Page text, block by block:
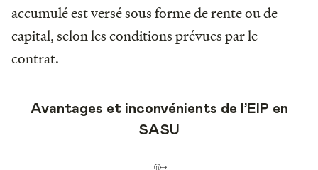
accumulé est versé sous forme de rente ou de
capital, selon les conditions prévues par le
contrat.
Avantages et inconvénients de l’EIP en
SASU